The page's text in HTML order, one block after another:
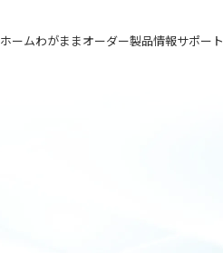
ホームわがままオーダー製品情報サポート